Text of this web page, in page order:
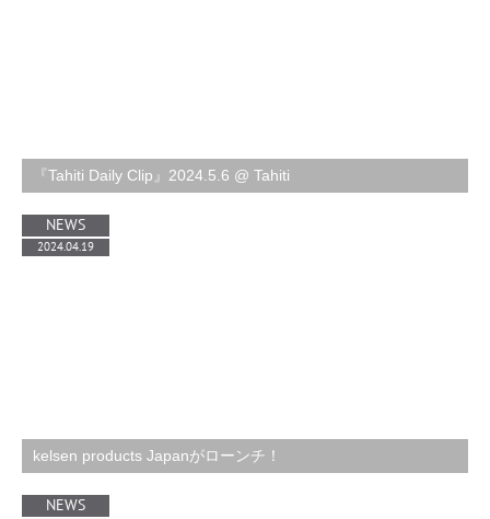
『Tahiti Daily Clip』2024.5.6 @ Tahiti
kelsen products Japanがローンチ！
NEWS
2024.04.19
NEWS